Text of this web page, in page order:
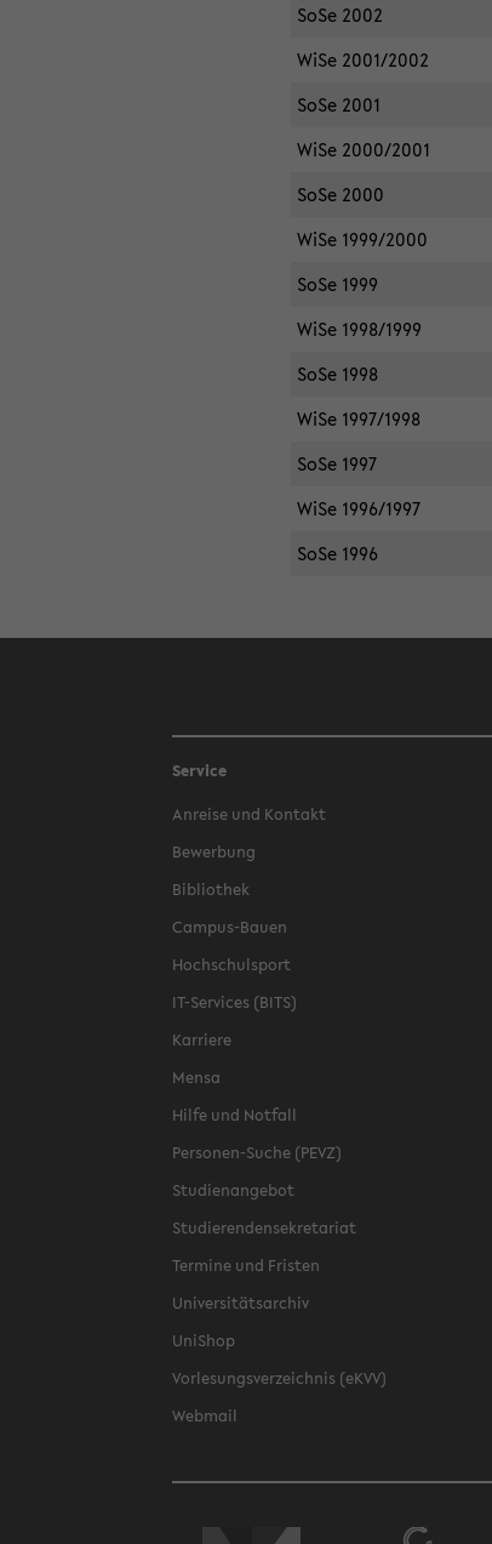
SoSe 2002
WiSe 2001/2002
SoSe 2001
WiSe 2000/2001
SoSe 2000
WiSe 1999/2000
SoSe 1999
WiSe 1998/1999
SoSe 1998
WiSe 1997/1998
SoSe 1997
WiSe 1996/1997
SoSe 1996
Service
Anreise und Kontakt
Bewerbung
Bibliothek
Campus-Bauen
Hochschulsport
IT-Services (BITS)
Karriere
Mensa
Hilfe und Notfall
Personen-Suche (PEVZ)
Studienangebot
Studierendensekretariat
Termine und Fristen
Universitätsarchiv
UniShop
Vorlesungsverzeichnis (eKVV)
Webmail